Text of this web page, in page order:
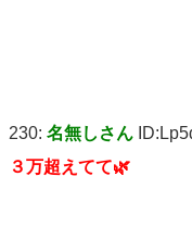
230: 名無しさん
３万超えてて🌿